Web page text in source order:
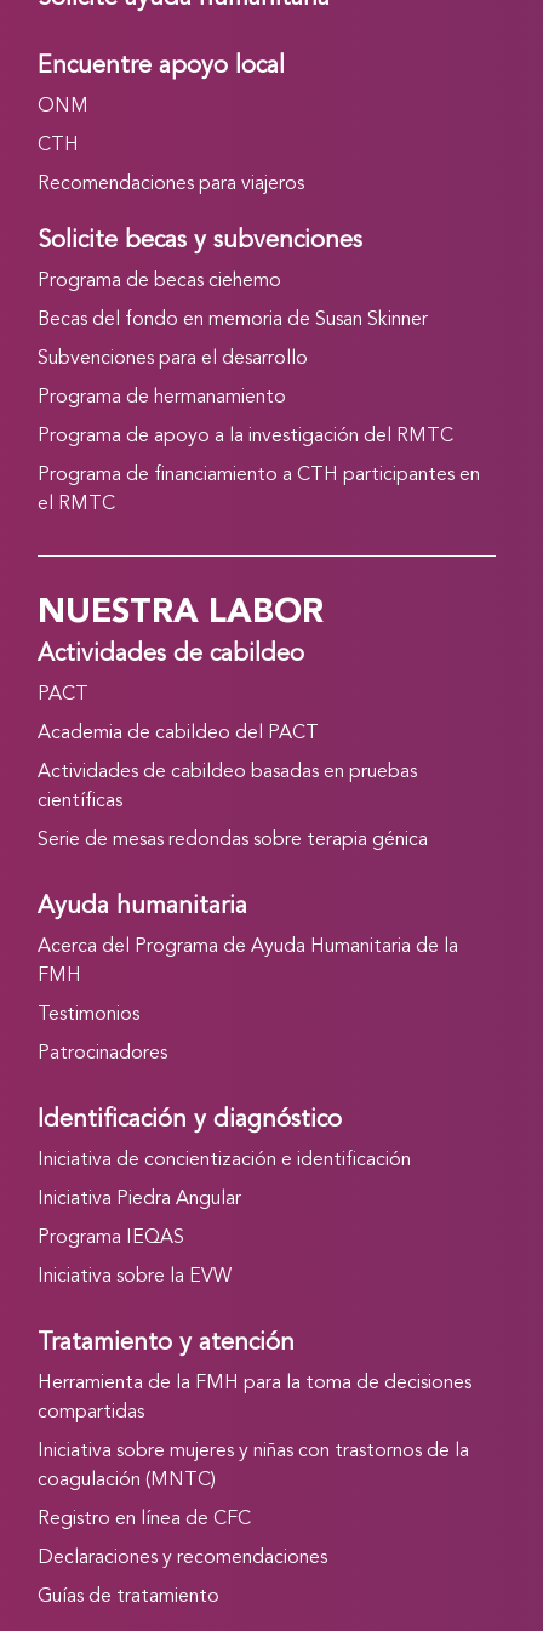
Encuentre apoyo local
ONM
CTH
Recomendaciones para viajeros
Solicite becas y subvenciones
Programa de becas ciehemo
Becas del fondo en memoria de Susan Skinner
Subvenciones para el desarrollo
Programa de hermanamiento
Programa de apoyo a la investigación del RMTC
Programa de financiamiento a CTH participantes en
el RMTC
NUESTRA LABOR
Actividades de cabildeo
PACT
Academia de cabildeo del PACT
Actividades de cabildeo basadas en pruebas
científicas
Serie de mesas redondas sobre terapia génica
Ayuda humanitaria
Acerca del Programa de Ayuda Humanitaria de la
FMH
Testimonios
Patrocinadores
Identificación y diagnóstico
Iniciativa de concientización e identificación
Iniciativa Piedra Angular
Programa IEQAS
Iniciativa sobre la EVW
Tratamiento y atención
Herramienta de la FMH para la toma de decisiones
compartidas
Iniciativa sobre mujeres y niñas con trastornos de la
coagulación (MNTC)
Registro en línea de CFC
Declaraciones y recomendaciones
Guías de tratamiento